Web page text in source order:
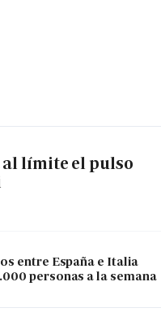
al límite el pulso
entre España e Italia
personas a la semana